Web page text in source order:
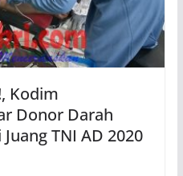
Kodim
Donor Darah
TNI AD 2020